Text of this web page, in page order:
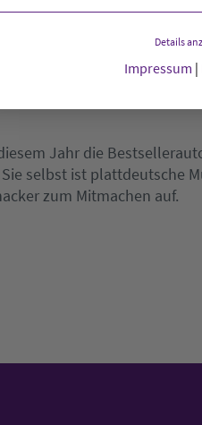
Theater
Jahr die
Sie selbst ist plattdeutsche
zum Mitmachen auf.
Details
Impressum |